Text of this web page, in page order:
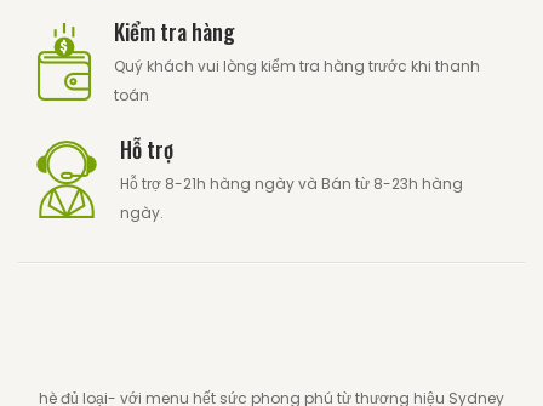
Kiểm tra hàng
Quý khách vui lòng kiểm tra hàng trước khi thanh
toán
Hỗ trợ
Hỗ trợ 8-21h hàng ngày và Bán từ 8-23h hàng
ngày.
hè đủ loại- với menu hết sức phong phú từ thương hiệu Sydney